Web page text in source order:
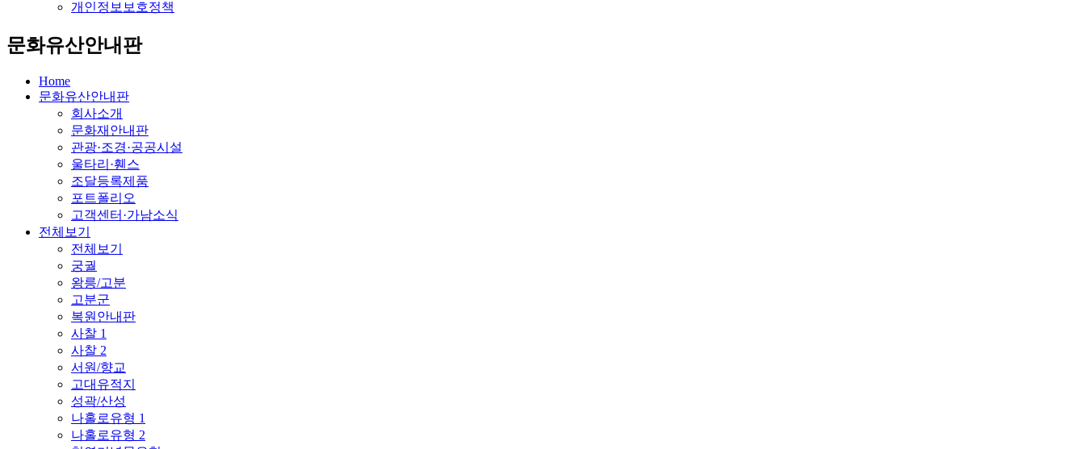
개인정보보호정책
문화유산안내판
Home
문화유산안내판
회사소개
문화재안내판
관광·조경·공공시설
울타리·휀스
조달등록제품
포트폴리오
고객센터·가남소식
전체보기
전체보기
궁궐
왕릉/고분
고분군
복원안내판
사찰 1
사찰 2
서원/향교
고대유적지
성곽/산성
나홀로유형 1
나홀로유형 2